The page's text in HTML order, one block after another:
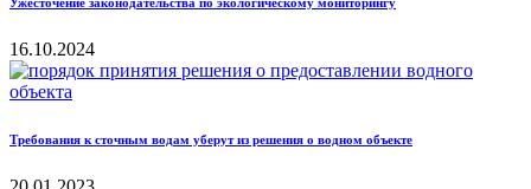
16.10.2024
Требования к сточным водам уберут из решения о водном объекте